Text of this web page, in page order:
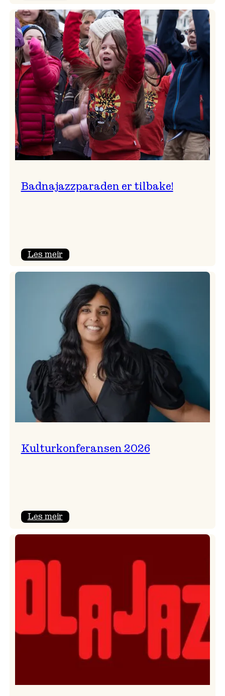
2026
–
Ingunn van Etten
Badnajazzparaden er tilbake!
Les meir:
tilbake!
Kulturkonferansen 2026
Les meir: